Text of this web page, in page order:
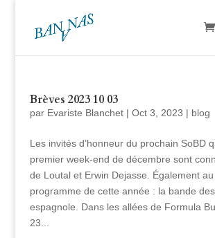
Brèves 2023 10 03
par Evariste Blanchet| Oct 3, 2023 | blog
Les invités d’honneur du prochain SoBD
premier week-end de décembre sont
de Loutal et Erwin Dejasse. Également au
programme de cette année : la bande
espagnole. Dans les allées de Formula
23...